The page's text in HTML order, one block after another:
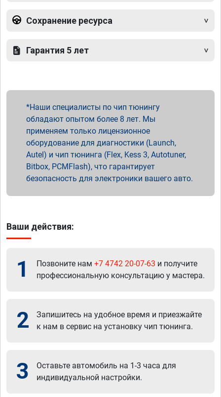
Сохранение ресурса
Гарантия 5 лет
Наши специалисты по чип тюнингу
обладают опытом более 8 лет. Мы
применяем только лицензионное
оборудование для диагностики (Launch,
Autel) и чип тюнинга (Flex, Kess 3, Autotuner,
Bitbox, PCMFlash), что гарантирует
безопасность для электроники вашего авто.
Ваши действия:
1 Позвоните нам +7 4742 20-07-63 и получите
профессиональную консультацию у мастера.
2
Запишитесь на удобное время и приезжайте
к нам в сервис на установку чип тюнинга.
3
Оставьте автомобиль на 1-3 часа для
индивидуальной настройки.